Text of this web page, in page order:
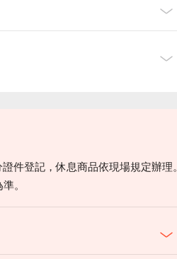
件登記，休息商品依現場規定辦理。
。